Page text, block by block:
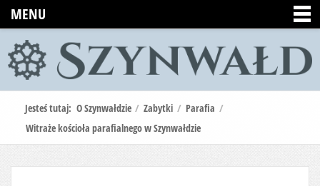
MENU
Jesteś tutaj: O Szynwałdzie / Zabytki / Parafia /
Witraże kościoła parafialnego w Szynwałdzie